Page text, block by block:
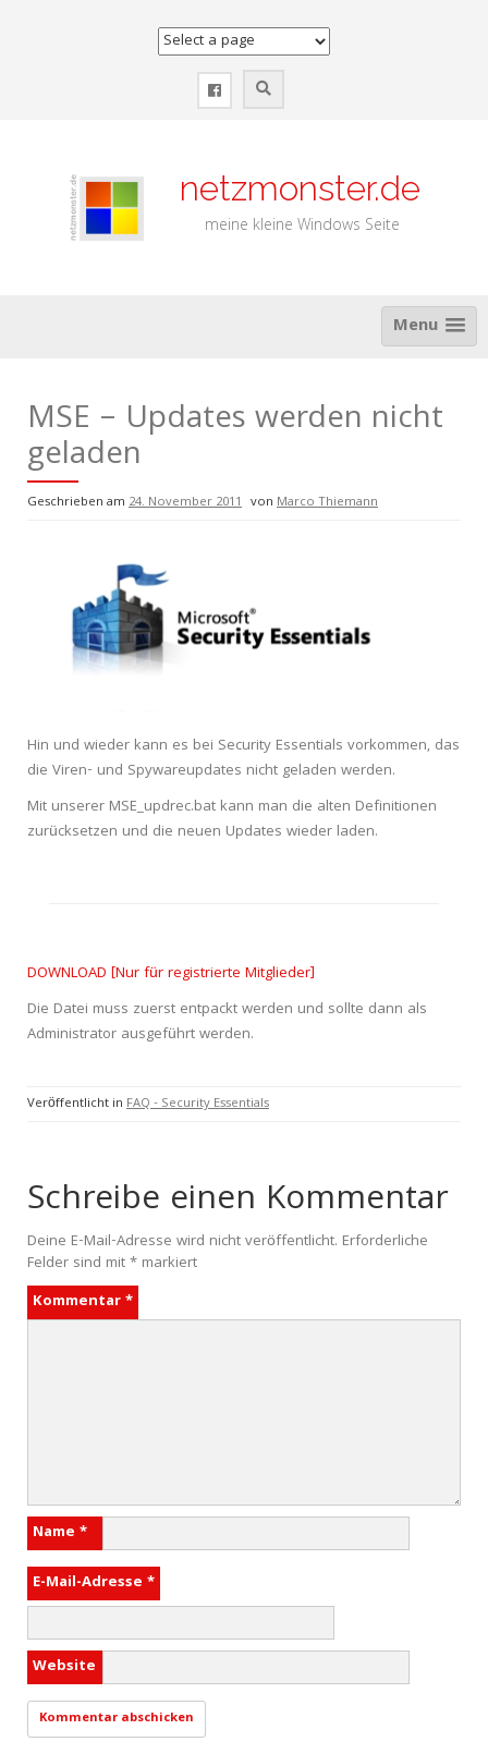
netzmonster.de
meine kleine Windows Seite
Menu
MSE – Updates werden nicht
geladen
Geschrieben am 24. November 2011 von Marco Thiemann
Hin und wieder kann es bei Security Essentials vorkommen, das
die Viren- und Spywareupdates nicht geladen werden.
Mit unserer MSE_updrec.bat kann man die alten Definitionen
zurücksetzen und die neuen Updates wieder laden.
DOWNLOAD [Nur für registrierte Mitglieder]
Die Datei muss zuerst entpackt werden und sollte dann als
Administrator ausgeführt werden.
Veröffentlicht in FAQ - Security Essentials
Schreibe einen Kommentar
Deine E-Mail-Adresse wird nicht veröffentlicht. Erforderliche
Felder sind mit* markiert
Kommentar*
Name *
E-Mail-Adresse *
Website